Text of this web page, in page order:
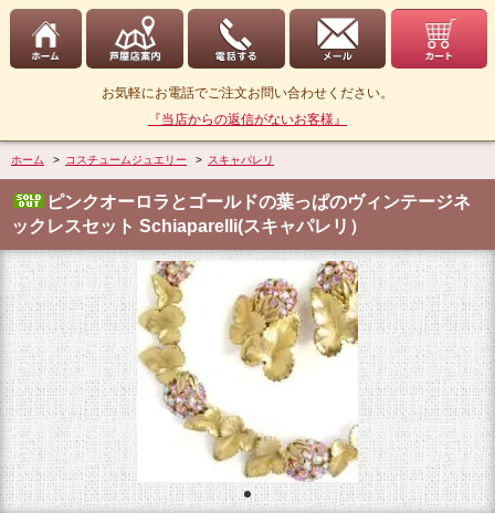
お気軽にお電話でご注文お問い合わせください。
『当店からの返信がないお客様』
ホーム > コスチュームジュエリー > スキャパレリ
ピンクオーロラとゴールドの葉っぱのヴィンテージネ
ックレスセット Schiaparelli(スキャパレリ）